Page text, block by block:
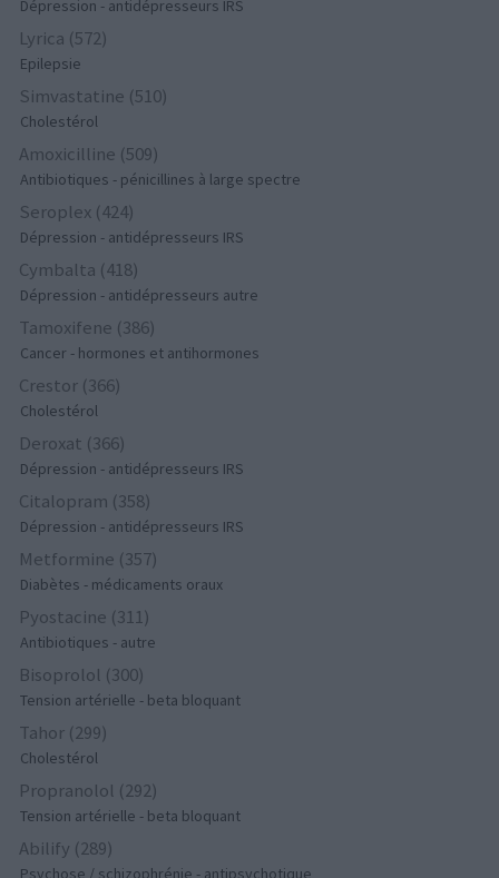
Dépression - antidépresseurs IRS
Lyrica (572)
Epilepsie
Simvastatine (510)
Cholestérol
Amoxicilline (509)
Antibiotiques - pénicillines à large spectre
Seroplex (424)
Dépression - antidépresseurs IRS
Cymbalta (418)
Dépression - antidépresseurs autre
Tamoxifene (386)
Cancer - hormones et antihormones
Crestor (366)
Cholestérol
Deroxat (366)
Dépression - antidépresseurs IRS
Citalopram (358)
Dépression - antidépresseurs IRS
Metformine (357)
Diabètes - médicaments oraux
Pyostacine (311)
Antibiotiques - autre
Bisoprolol (300)
Tension artérielle - beta bloquant
Tahor (299)
Cholestérol
Propranolol (292)
Tension artérielle - beta bloquant
Abilify (289)
Psychose / schizophrénie - antipsychotique